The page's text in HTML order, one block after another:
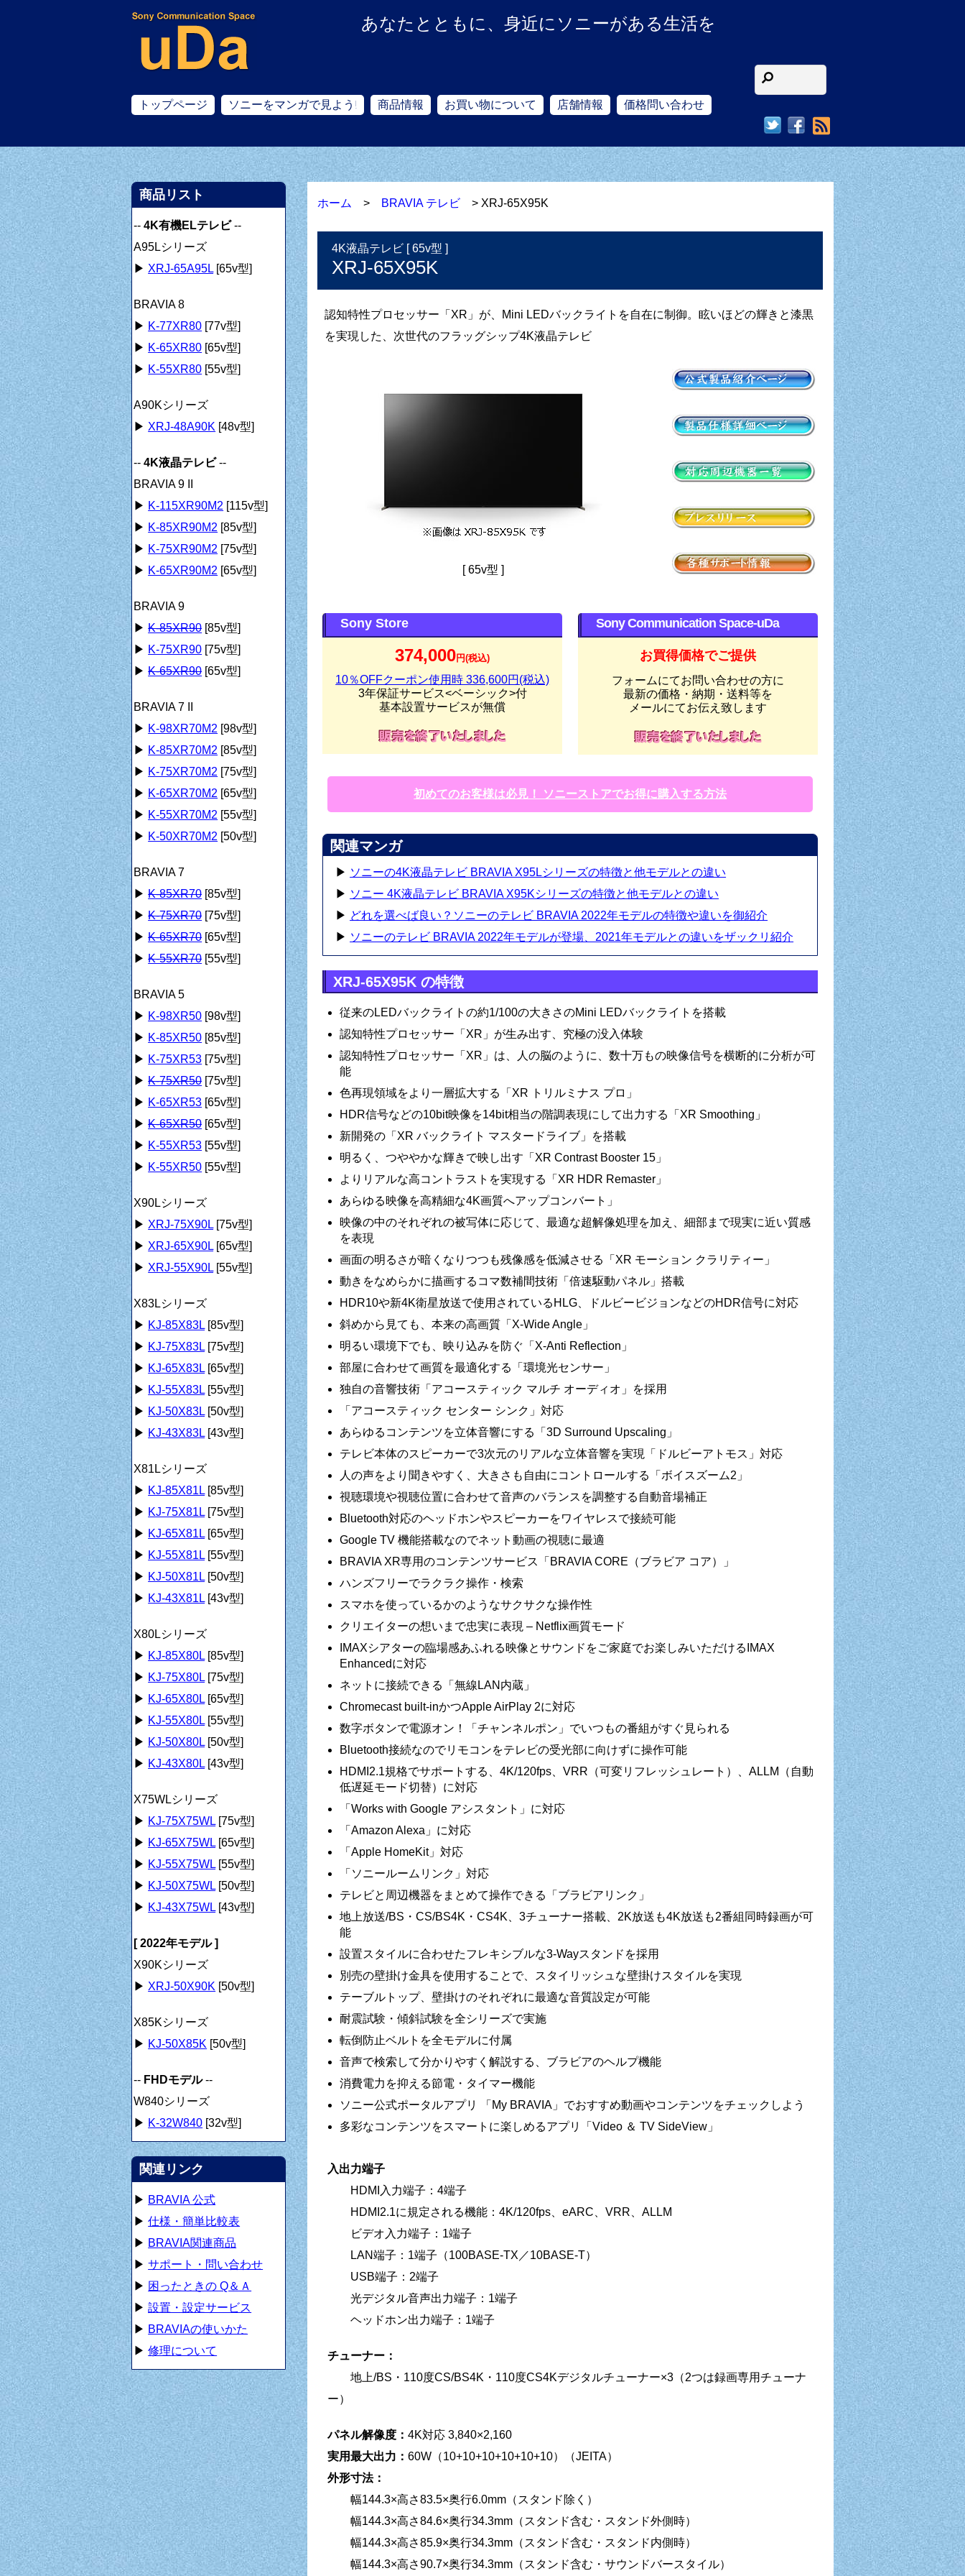
あなたとともに、身近にソニーがある生活を
トップページ ソニーをマンガで見よう! 商品情報 お買い物について 店舗情報 価格問い合わせ
ホーム > BRAVIA テレビ > XRJ-65X95K
4K液晶テレビ [ 65v型 ]
XRJ-65X95K
認知特性プロセッサー「XR」が、Mini LEDバックライトを自在に制御。眩いほどの輝きと漆黒
を実現した、次世代のフラッグシップ4K液晶テレビ
[ 65v型 ]
Sony Store
374,000円(税込)
10％OFFクーポン使用時 336,600円(税込)
3年保証サービス<ベーシック>付
基本設置サービスが無償
Sony Communication Space-uDa
お買得価格でご提供
フォームにてお問い合わせの方に
最新の価格・納期・送料等を
メールにてお伝え致します
初めてのお客様は必見！ ソニーストアでお得に購入する方法
関連マンガ
▶ ソニーの4K液晶テレビ BRAVIA X95Lシリーズの特徴と他モデルとの違い
▶ ソニー 4K液晶テレビ BRAVIA X95Kシリーズの特徴と他モデルとの違い
▶ どれを選べば良い？ソニーのテレビ BRAVIA 2022年モデルの特徴や違いを御紹介
▶ ソニーのテレビ BRAVIA 2022年モデルが登場、2021年モデルとの違いをザックリ紹介
XRJ-65X95K の特徴
従来のLEDバックライトの約1/100の大きさのMini LEDバックライトを搭載
認知特性プロセッサー「XR」が生み出す、究極の没入体験
認知特性プロセッサー「XR」は、人の脳のように、数十万もの映像信号を横断的に分析が可
能
色再現領域をより一層拡大する「XR トリルミナス プロ」
HDR信号などの10bit映像を14bit相当の階調表現にして出力する「XR Smoothing」
新開発の「XR バックライト マスタードライブ」を搭載
明るく、つややかな輝きで映し出す「XR Contrast Booster 15」
よりリアルな高コントラストを実現する「XR HDR Remaster」
あらゆる映像を高精細な4K画質へアップコンバート」
映像の中のそれぞれの被写体に応じて、最適な超解像処理を加え、細部まで現実に近い質感
を表現
画面の明るさが暗くなりつつも残像感を低減させる「XR モーション クラリティー」
動きをなめらかに描画するコマ数補間技術「倍速駆動パネル」搭載
HDR10や新4K衛星放送で使用されているHLG、ドルビービジョンなどのHDR信号に対応
斜めから見ても、本来の高画質「X-Wide Angle」
明るい環境下でも、映り込みを防ぐ「X-Anti Reflection」
部屋に合わせて画質を最適化する「環境光センサー」
独自の音響技術「アコースティック マルチ オーディオ」を採用
「アコースティック センター シンク」対応
あらゆるコンテンツを立体音響にする「3D Surround Upscaling」
テレビ本体のスピーカーで3次元のリアルな立体音響を実現「ドルビーアトモス」対応
人の声をより聞きやすく、大きさも自由にコントロールする「ボイスズーム2」
視聴環境や視聴位置に合わせて音声のバランスを調整する自動音場補正
Bluetooth対応のヘッドホンやスピーカーをワイヤレスで接続可能
Google TV 機能搭載なのでネット動画の視聴に最適
BRAVIA XR専用のコンテンツサービス「BRAVIA CORE（ブラビア コア）」
ハンズフリーでラクラク操作・検索
スマホを使っているかのようなサクサクな操作性
クリエイターの想いまで忠実に表現 – Netflix画質モード
IMAXシアターの臨場感あふれる映像とサウンドをご家庭でお楽しみいただけるIMAX
Enhancedに対応
ネットに接続できる「無線LAN内蔵」
Chromecast built-inかつApple AirPlay 2に対応
数字ボタンで電源オン！「チャンネルポン」でいつもの番組がすぐ見られる
Bluetooth接続なのでリモコンをテレビの受光部に向けずに操作可能
HDMI2.1規格でサポートする、4K/120fps、VRR（可変リフレッシュレート）、ALLM（自動
低遅延モード切替）に対応
「Works with Google アシスタント」に対応
「Amazon Alexa」に対応
「Apple HomeKit」対応
「ソニールームリンク」対応
テレビと周辺機器をまとめて操作できる「ブラビアリンク」
地上放送/BS・CS/BS4K・CS4K、3チューナー搭載、2K放送も4K放送も2番組同時録画が可
能
設置スタイルに合わせたフレキシブルな3-Wayスタンドを採用
別売の壁掛け金具を使用することで、スタイリッシュな壁掛けスタイルを実現
テーブルトップ、壁掛けのそれぞれに最適な音質設定が可能
耐震試験・傾斜試験を全シリーズで実施
転倒防止ベルトを全モデルに付属
音声で検索して分かりやすく解説する、ブラビアのヘルプ機能
消費電力を抑える節電・タイマー機能
ソニー公式ポータルアプリ 「My BRAVIA」でおすすめ動画やコンテンツをチェックしよう
多彩なコンテンツをスマートに楽しめるアプリ「Video ＆ TV SideView」
入出力端子
HDMI入力端子：4端子
HDMI2.1に規定される機能：4K/120fps、eARC、VRR、ALLM
ビデオ入力端子：1端子
LAN端子：1端子（100BASE-TX／10BASE-T）
USB端子：2端子
光デジタル音声出力端子：1端子
ヘッドホン出力端子：1端子
チューナー：
地上/BS・110度CS/BS4K・110度CS4Kデジタルチューナー×3（2つは録画専用チューナ
ー）
パネル解像度：4K対応 3,840×2,160
実用最大出力：60W（10+10+10+10+10+10）（JEITA）
外形寸法：
幅144.3×高さ83.5×奥行6.0mm（スタンド除く）
幅144.3×高さ84.6×奥行34.3mm（スタンド含む・スタンド外側時）
幅144.3×高さ85.9×奥行34.3mm（スタンド含む・スタンド内側時）
幅144.3×高さ90.7×奥行34.3mm（スタンド含む・サウンドバースタイル）
商品リスト
--4K有機ELテレビ--
A95Lシリーズ
▶ XRJ-65A95L [65v型]
BRAVIA 8
▶ K-77XR80 [77v型]
▶ K-65XR80 [65v型]
▶ K-55XR80 [55v型]
A90Kシリーズ
▶ XRJ-48A90K [48v型]
--4K液晶テレビ--
BRAVIA 9 II
▶ K-115XR90M2 [115v型]
▶ K-85XR90M2 [85v型]
▶ K-75XR90M2 [75v型]
▶ K-65XR90M2 [65v型]
BRAVIA 9
▶K-85XR90[85v型]
▶ K-75XR90 [75v型]
▶K-65XR90[65v型]
BRAVIA 7 II
▶ K-98XR70M2 [98v型]
▶ K-85XR70M2 [85v型]
▶ K-75XR70M2 [75v型]
▶ K-65XR70M2 [65v型]
▶ K-55XR70M2 [55v型]
▶ K-50XR70M2 [50v型]
BRAVIA 7
▶K-85XR70[85v型]
▶K-75XR70[75v型]
▶K-65XR70[65v型]
▶K-55XR70[55v型]
BRAVIA 5
▶ K-98XR50 [98v型]
▶ K-85XR50 [85v型]
▶ K-75XR53 [75v型]
▶K-75XR50[75v型]
▶ K-65XR53 [65v型]
▶K-65XR50[65v型]
▶ K-55XR53 [55v型]
▶ K-55XR50 [55v型]
X90Lシリーズ
▶ XRJ-75X90L [75v型]
▶ XRJ-65X90L [65v型]
▶ XRJ-55X90L [55v型]
X83Lシリーズ
▶ KJ-85X83L [85v型]
▶ KJ-75X83L [75v型]
▶ KJ-65X83L [65v型]
▶ KJ-55X83L [55v型]
▶ KJ-50X83L [50v型]
▶ KJ-43X83L [43v型]
X81Lシリーズ
▶ KJ-85X81L [85v型]
▶ KJ-75X81L [75v型]
▶ KJ-65X81L [65v型]
▶ KJ-55X81L [55v型]
▶ KJ-50X81L [50v型]
▶ KJ-43X81L [43v型]
X80Lシリーズ
▶ KJ-85X80L [85v型]
▶ KJ-75X80L [75v型]
▶ KJ-65X80L [65v型]
▶ KJ-55X80L [55v型]
▶ KJ-50X80L [50v型]
▶ KJ-43X80L [43v型]
X75WLシリーズ
▶ KJ-75X75WL [75v型]
▶ KJ-65X75WL [65v型]
▶ KJ-55X75WL [55v型]
▶ KJ-50X75WL [50v型]
▶ KJ-43X75WL [43v型]
[ 2022年モデル ]
X90Kシリーズ
▶ XRJ-50X90K [50v型]
X85Kシリーズ
▶ KJ-50X85K [50v型]
-- FHDモデル--
W840シリーズ
▶ K-32W840 [32v型]
関連リンク
▶ BRAVIA 公式
▶仕様・簡単比較表
▶ BRAVIA関連商品
▶サポート・問い合わせ
▶ 困ったときの Q＆Ａ
▶設置・設定サービス
▶ BRAVIAの使いかた
▶修理について